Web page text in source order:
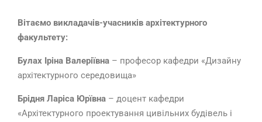
Вітаємо викладачів-учасників архітектурного
факультету:
Булах Іріна Валеріївна – професор кафедри «Дизайну
архітектурного середовища»
Брідня Ларіса Юрївна – доцент кафедри
«Архітектурного проектування цивільних будівель і